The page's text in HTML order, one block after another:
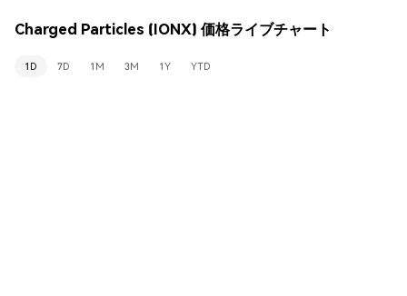
Charged Particles (IONX) 価格ライブチャート
1D 7D 1M 3M 1Y YTD